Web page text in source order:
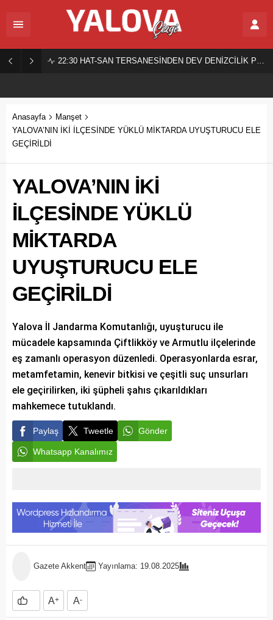
22:30 HAT-SAN TERSANESİNDEN DEV DENİZCİLİK PROJESİ!
Anasayfa
Manşet
YALOVA’NIN İKİ İLÇESİNDE YÜKLÜ MİKTARDA UYUŞTURUCU ELE
GEÇİRİLDİ
YALOVA’NIN İKİ
İLÇESİNDE YÜKLÜ
MİKTARDA
UYUŞTURUCU ELE
GEÇİRİLDİ
Yalova İl Jandarma Komutanlığı, uyuşturucu ile
mücadele kapsamında Çiftlikköy ve Armutlu ilçelerinde
eş zamanlı operasyon düzenledi. Operasyonlarda esrar,
metamfetamin, kenevir bitkisi ve çeşitli suç unsurları
ele geçirilirken, iki şüpheli şahıs çıkarıldıkları
mahkemece tutuklandı.
Paylaş Tweetle Gönder
Whatsapp Kanalımız
Gazete Akkent Yayınlama: 19.08.2025
A+ A-